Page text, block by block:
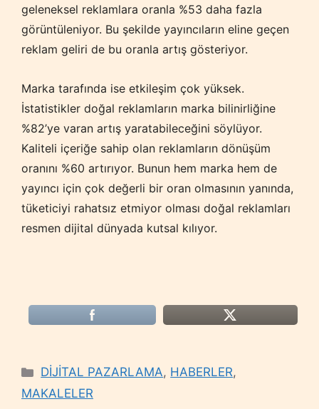
geleneksel reklamlara oranla %53 daha fazla
görüntüleniyor. Bu şekilde yayıncıların eline geçen
reklam geliri de bu oranla artış gösteriyor.
Marka tarafında ise etkileşim çok yüksek.
İstatistikler doğal reklamların marka bilinirliğine
%82’ye varan artış yaratabileceğini söylüyor.
Kaliteli içeriğe sahip olan reklamların dönüşüm
oranını %60 artırıyor. Bunun hem marka hem de
yayıncı için çok değerli bir oran olmasının yanında,
tüketiciyi rahatsız etmiyor olması doğal reklamları
resmen dijital dünyada kutsal kılıyor.
Categories
DİJİTAL PAZARLAMA, HABERLER,
MAKALELER